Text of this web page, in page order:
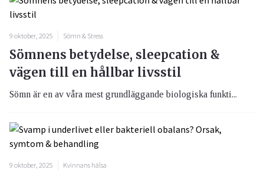
9 oktober, 2025 Sömn & Stress
Sömnens betydelse, sleepcation &
vägen till en hållbar livsstil
Sömn är en av våra mest grundläggande biologiska funkti...
9 oktober, 2025 Kvinnans hälsa